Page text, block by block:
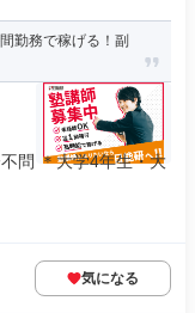
勤務で稼げる！副
問 ＊大学4年生・大
気になる